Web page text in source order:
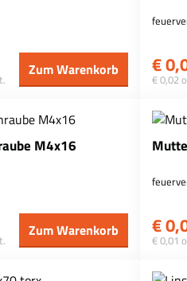
Zum Warenkorb €
€ 0,02
M4x16
Zum Warenkorb €
€ 0,01